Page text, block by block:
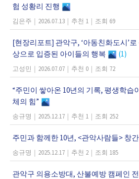
험 성황리 진행
김은주 | 2026.07.13 | 추천 1 | 조회 69
[현장리포트] 관악구, ‘아동친화도시’
상으로 입증된 아이들의 행복
(1)
고성민 | 2026.07.07 | 추천 0 | 조회 72
“주민이 쌓아온 10년의 기록, 평생학습
체의 힘”
송규명 | 2025.12.17 | 추천 1 | 조회 252
주민과 함께한 10년, <관악사람들> 창
송규명 | 2025.12.17 | 추천 2 | 조회 185
관악구 의용소방대, 산불예방 캠페인